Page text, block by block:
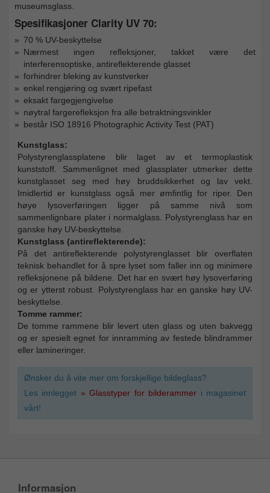
museumsglass.
Spesifikasjoner Clarity UV 70:
70 % UV-beskyttelse
Nærmest ingen refleksjoner, takket være det
interferensoptiske, antireflekterende glasset
forhindrer bleking av kunstverker
enkel rengjøring og svært ripefast
eksakt fargegjengivelse
nøytral fargerefleksjon fra alle betraktningsvinkler
består ISO 18916 Photographic Activity Test (PAT)
Kunstglass:
Polystyrenglassplatene blir laget av et termoplastisk
kunststoff. Sammenlignet med glassplater utmerker dette
kunstglasset seg med høy bruddsikkerhet og lav vekt.
Imidlertid er kunstglass også mer ømfintlig for riper. Den
høye lysoverføringen ligger på samme nivå som
sammenlignbare plater i normalglass. Polystyrenglass har en
ganske høy UV-beskyttelse.
Kunstglass (antireflekterende):
På det antireflekterende polystyrenglasset blir overflaten
teknisk behandlet for å spre lyset som faller inn og minimere
refleksjonene på bildene. Det har en svært høy lysoverføring
og er ytterst robust. Polystyrenglass har en ganske høy UV-
beskyttelse.
Tomme rammer:
De tomme rammene blir levert uten glass og uten bakvegg
og er spesielt egnet for innramming av festede blindrammer
eller lamineringer.
Ønsker du å vite mer om forskjellige bildeglass?
Les innlegget » Glasstyper for bilderammer i magasinet
vårt!
Informasjon